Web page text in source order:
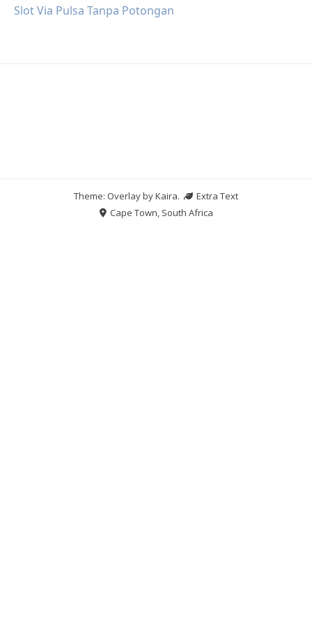
Slot Via Pulsa Tanpa Potongan
Theme: Overlay byKaira.
Extra Text
Cape Town, South Africa